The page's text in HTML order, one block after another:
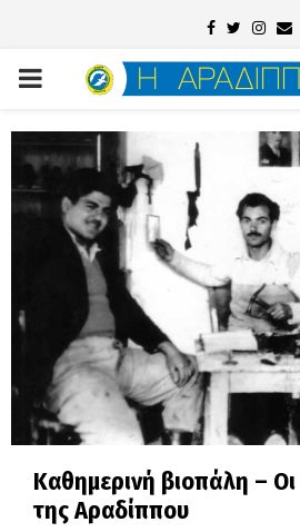
Facebook
Twitter
PRIMARY
MENU
Καθημερινή βιοπάλη –
της Αραδίππου